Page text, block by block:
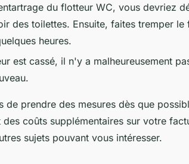
du flotteur WC, vous devriez
des toilettes. Ensuite, faites tremper
heures.
est cassé, il n'y a malheureusement
de prendre des mesures dès que
des coûts supplémentaires sur votre
sujets pouvant vous intéresser.